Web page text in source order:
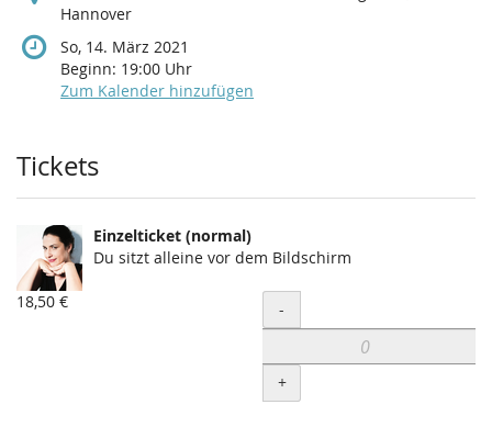
Hannover
So, 14. März 2021
Beginn: 19:00 Uhr
Zum Kalender hinzufügen
Produkte
Tickets
Einzelticket (normal)
Du sitzt alleine vor dem Bildschirm
18,50 € Menge
-
+